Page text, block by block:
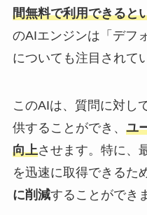
間無料で利用できると
のAIエンジンは「デフ
についても注目されて
このAIは、質問に対し
供することができ、 ユ
向上させます。特に、
を迅速に取得できるた
に削減することができ